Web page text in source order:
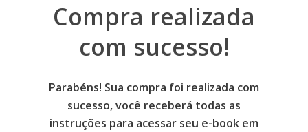
Compra realizada
com sucesso!
Parabéns! Sua compra foi realizada com
sucesso, você receberá todas as
instruções para acessar seu e-book em